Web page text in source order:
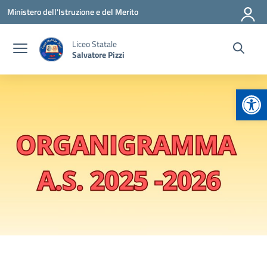
Vai ai contenuti
Vai al menu di navigazione
Vai al footer
Ministero dell'Istruzione e del Merito
Liceo Statale
Salvatore Pizzi